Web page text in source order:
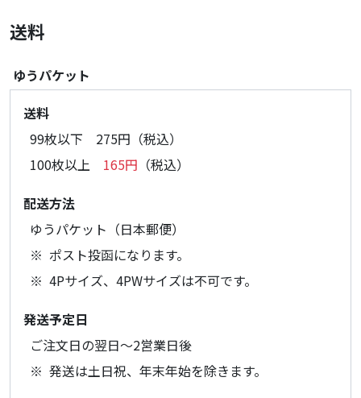
送料
ゆうパケット
送料
99枚以下 275円（税込）
100枚以上 165円 （税込）
配送方法
ゆうパケット（日本郵便）
ポスト投函になります。
4Pサイズ、4PWサイズは不可です。
発送予定日
ご注文日の翌日～2営業日後
発送は土日祝、年末年始を除きます。